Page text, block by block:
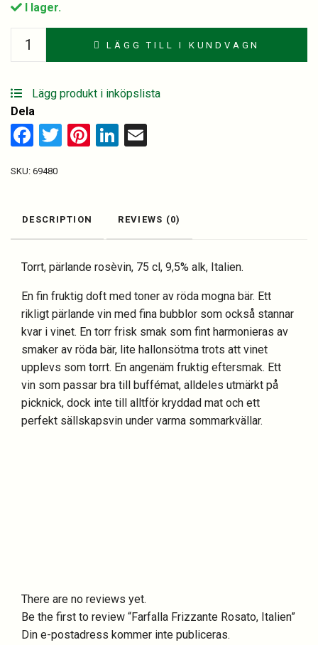
I lager.
Farfalla
Frizzante
Italien
quantity
LÄGG TILL I KUNDVAGN
Lägg produkt i inköpslista
Dela
Facebook
TwitterPinterest
LinkedIn
SKU: 69480
DESCRIPTION REVIEWS (0)
Torrt, pärlande rosèvin, 75 cl, 9,5% alk, Italien.
En fin fruktig doft med toner av röda mogna bär. Ett
rikligt pärlande vin med fina bubblor som också stannar
kvar i vinet. En torr frisk smak som fint harmonieras av
smaker av röda bär, lite hallonsötma trots att vinet
upplevs som torrt. En angenäm fruktig eftersmak. Ett
vin som passar bra till buffémat, alldeles utmärkt på
picknick, dock inte till alltför kryddad mat och ett
perfekt sällskapsvin under varma sommarkvällar.
There are no reviews yet.
Be the first to review “Farfalla Frizzante Rosato, Italien”
Din e-postadress kommer inte publiceras.